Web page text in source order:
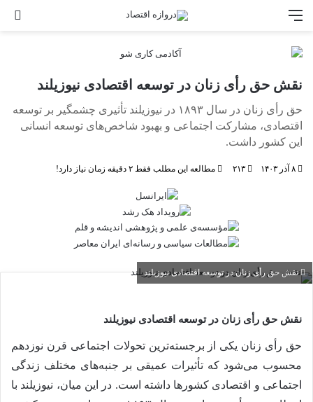
منو
نقش حق رأی زنان در توسعه اقتصادی نیوزیلند
حق رأی زنان در سال ۱۸۹۳ در نیوزیلند تأثیری چشمگیر بر توسعه
اقتصادی، مشارکت اجتماعی و بهبود شاخص‌های توسعه انسانی
این کشور داشت.
۸ آذر ۱۴۰۳ ۲۱۳ مطالعه این مطلب فقط ۲ دقیقه زمان نیاز دارد!
نقش حق رأی زنان در توسعه اقتصادی نیوزیلند
نقش حق رأی زنان در توسعه اقتصادی نیوزیلند
حق رأی زنان یکی از برجسته‌ترین تحولات اجتماعی قرن نوزدهم
محسوب می‌شود که تأثیرات عمیقی بر جنبه‌های مختلف زندگی
اجتماعی و اقتصادی کشورها داشته است. در این میان، نیوزیلند با